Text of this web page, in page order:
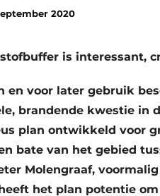
2020
is interessant,
en voor later gebruik
brandende kwestie in
plan ontwikkeld voor
bate van het gebied
Molengraaf,
het plan potentie